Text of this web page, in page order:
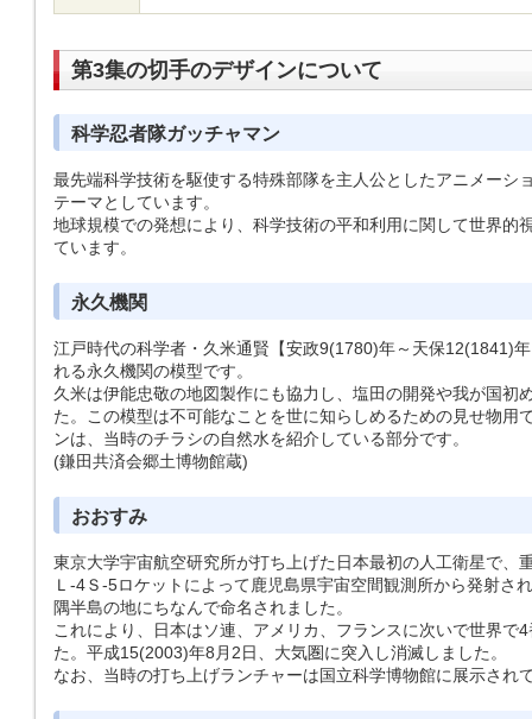
第3集の切手のデザインについて
科学忍者隊ガッチャマン
最先端科学技術を駆使する特殊部隊を主人公としたアニメーシ
テーマとしています。
地球規模での発想により、科学技術の平和利用に関して世界的
ています。
永久機関
江戸時代の科学者・久米通賢【安政9(1780)年～天保12(1841)
れる永久機関の模型です。
久米は伊能忠敬の地図製作にも協力し、塩田の開発や我が国初
た。この模型は不可能なことを世に知らしめるための見せ物用
ンは、当時のチラシの自然水を紹介している部分です。
(鎌田共済会郷土博物館蔵)
おおすみ
東京大学宇宙航空研究所が打ち上げた日本最初の人工衛星で、
Ｌ-4Ｓ-5ロケットによって鹿児島県宇宙空間観測所から発射さ
隅半島の地にちなんで命名されました。
これにより、日本はソ連、アメリカ、フランスに次いで世界で
た。平成15(2003)年8月2日、大気圏に突入し消滅しました。
なお、当時の打ち上げランチャーは国立科学博物館に展示され